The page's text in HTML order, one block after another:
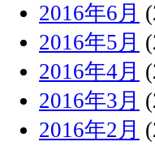
2016年6月
2016年5月
2016年4月
2016年3月
2016年2月